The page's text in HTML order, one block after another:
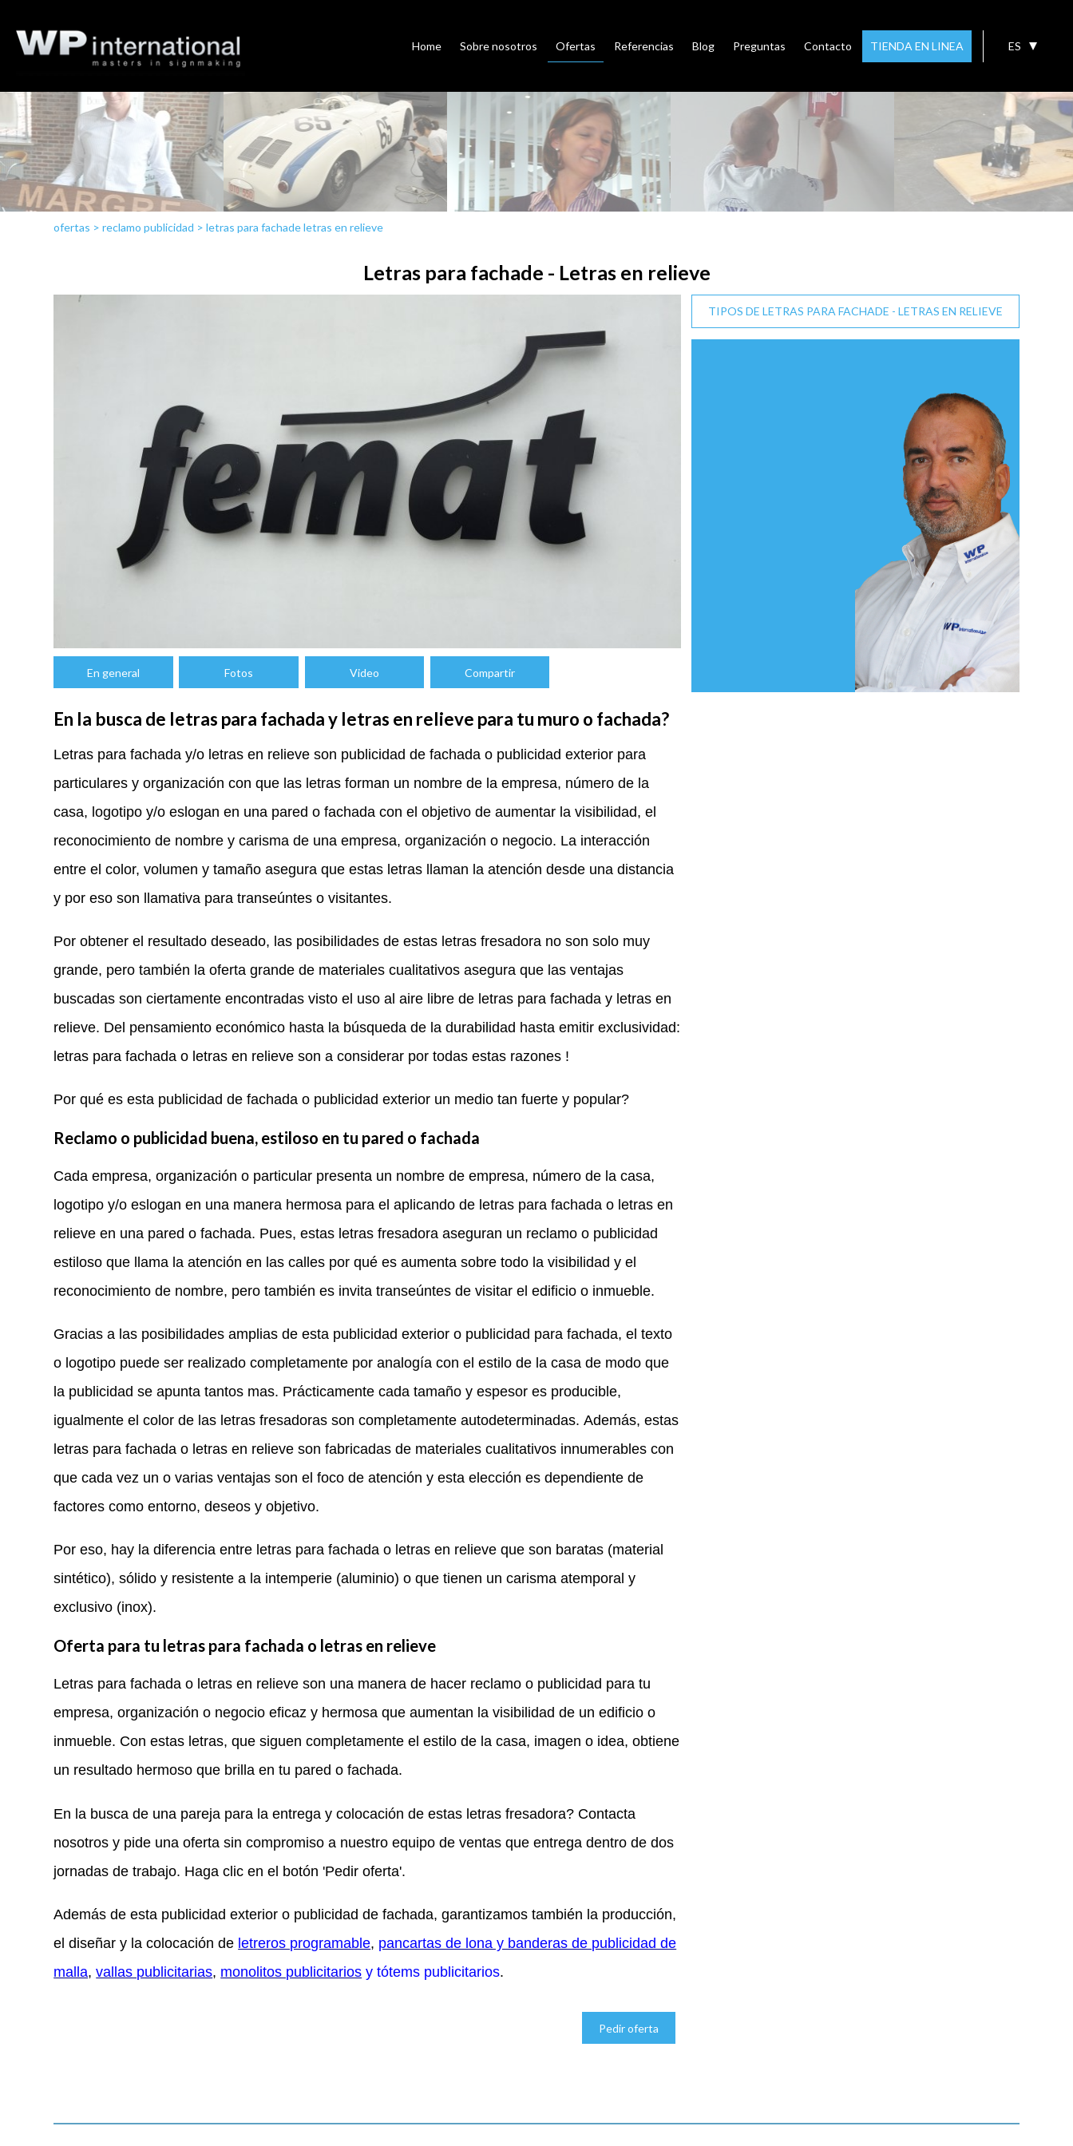
ES
Home Sobre nosotros Ofertas Referencias Blog Preguntas Contacto TIENDA EN LINEA
ofertas >reclamo publicidad >letras para fachade letras en relieve
Letras para fachade - Letras en relieve
En general Fotos Video Compartir
En la busca de letras para fachada y letras en relieve para tu muro o fachada?
Letras para fachada y/o letras en relieve son publicidad de fachada o publicidad exterior para
particulares y organización con que las letras forman un nombre de la empresa, número de la
casa, logotipo y/o eslogan en una pared o fachada con el objetivo de aumentar la visibilidad, el
reconocimiento de nombre y carisma de una empresa, organización o negocio. La interacción
entre el color, volumen y tamaño asegura que estas letras llaman la atención desde una distancia
y por eso son llamativa para transeúntes o visitantes.
Por obtener el resultado deseado, las posibilidades de estas letras fresadora no son solo muy
grande, pero también la oferta grande de materiales cualitativos asegura que las ventajas
buscadas son ciertamente encontradas visto el uso al aire libre de letras para fachada y letras en
relieve. Del pensamiento económico hasta la búsqueda de la durabilidad hasta emitir exclusividad:
letras para fachada o letras en relieve son a considerar por todas estas razones !
Por qué es esta publicidad de fachada o publicidad exterior un medio tan fuerte y popular?
Reclamo o publicidad buena, estiloso en tu pared o fachada
Cada empresa, organización o particular presenta un nombre de empresa, número de la casa,
logotipo y/o eslogan en una manera hermosa para el aplicando de letras para fachada o letras en
relieve en una pared o fachada. Pues, estas letras fresadora aseguran un reclamo o publicidad
estiloso que llama la atención en las calles por qué es aumenta sobre todo la visibilidad y el
reconocimiento de nombre, pero también es invita transeúntes de visitar el edificio o inmueble.
Gracias a las posibilidades amplias de esta publicidad exterior o publicidad para fachada, el texto
o logotipo puede ser realizado completamente por analogía con el estilo de la casa de modo que
la publicidad se apunta tantos mas. Prácticamente cada tamaño y espesor es producible,
igualmente el color de las letras fresadoras son completamente autodeterminadas. Además, estas
letras para fachada o letras en relieve son fabricadas de materiales cualitativos innumerables con
que cada vez un o varias ventajas son el foco de atención y esta elección es dependiente de
factores como entorno, deseos y objetivo.
Por eso, hay la diferencia entre letras para fachada o letras en relieve que son baratas (material
sintético), sólido y resistente a la intemperie (aluminio) o que tienen un carisma atemporal y
exclusivo (inox).
Oferta para tu letras para fachada o letras en relieve
Letras para fachada o letras en relieve son una manera de hacer reclamo o publicidad para tu
empresa, organización o negocio eficaz y hermosa que aumentan la visibilidad de un edificio o
inmueble. Con estas letras, que siguen completamente el estilo de la casa, imagen o idea, obtiene
un resultado hermoso que brilla en tu pared o fachada.
En la busca de una pareja para la entrega y colocación de estas letras fresadora? Contacta
nosotros y pide una oferta sin compromiso a nuestro equipo de ventas que entrega dentro de dos
jornadas de trabajo. Haga clic en el botón 'Pedir oferta'.
Además de esta publicidad exterior o publicidad de fachada, garantizamos también la producción,
el diseñar y la colocación de letreros programable, pancartas de lona y banderas de publicidad de
malla,vallas publicitarias, monolitos publicitarios y tótems publicitarios.
Pedir oferta
TIPOS DE LETRAS PARA FACHADE - LETRAS EN RELIEVE